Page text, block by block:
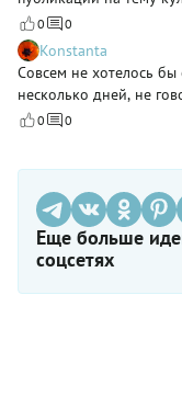
0 0
Konstanta
Совсем не хотелось бы
несколько дней, не
0 0
Еще больше
соцсетях